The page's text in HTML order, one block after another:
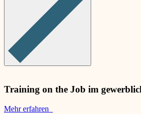
Training on the Job im
Mehr erfahren